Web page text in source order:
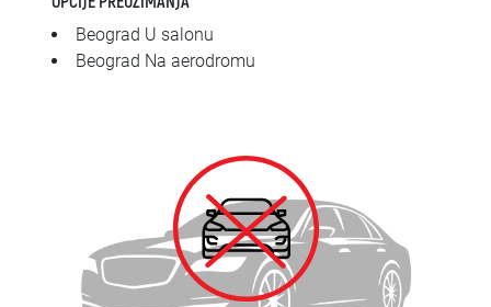
Beograd U salonu
Beograd Na aerodromu